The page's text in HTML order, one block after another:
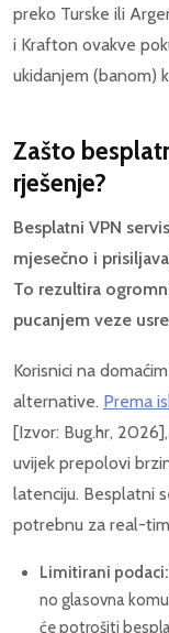
preko Turske ili
i Krafton ovakve
ukidanjem (banom)
Zašto
rješenje?
Besplatni VPN
mjesečno i
To rezultira
pucanjem veze
Korisnici na
alternative. Prema
[Izvor: Bug.hr,
uvijek prepolovi
latenciju. Besplatni
potrebnu za real-
Limitirani podaci:
no glasovna
će potrošiti